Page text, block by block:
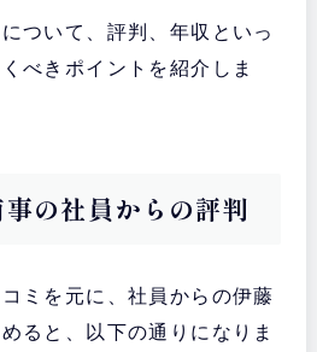
ついて、評判、年収といっ
べきポイントを紹介しま
の社員からの評判
ミを元に、社員からの伊藤
ると、以下の通りになりま